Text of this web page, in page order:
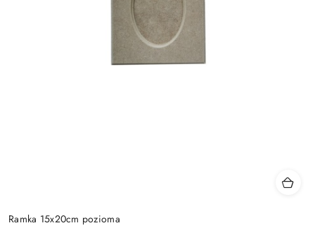
Ramka 15x20cm pozioma